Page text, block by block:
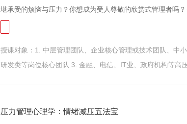
堪承受的烦恼与压力？你想成为受人尊敬的欣赏式管理者吗
助员工改善情绪状态吗？情绪驱动人，人驱动绩效；提升组
商是雅芳的DNA，因为它对公司整个运营过程中每一环节都
素，是企业应该投资的“蓝筹股”。 “未能发展情绪的自我感知
授课对象：1. 中层管理团队、企业核心管理或技术团队、中
研发类等岗位核心团队 3. 金融、电信、IT业、政府机构等高
压力管理心理学：情绪减压五法宝